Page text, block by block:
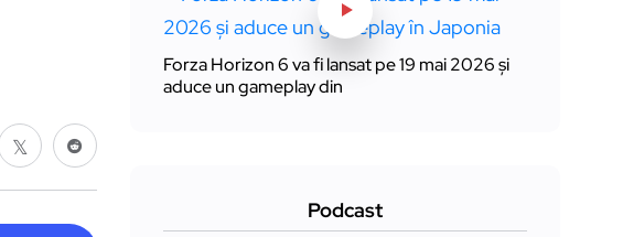
Forza Horizon 6 va fi lansat pe 19 mai 2026 și
aduce un gameplay din
Podcast